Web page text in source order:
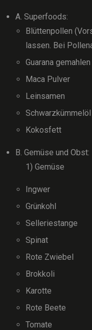
A. Superfoods:
Blüttenpollen
lassen. Bei
Guarana gemahlen
Maca Pulver
Leinsamen
Kokosfett
B. Gemüse und Obst:
1) Gemüse
Ingwer
Grünkohl
Selleriestange
Spinat
Rote Zwiebel
Brokkoli
Karotte
Rote Beete
Tomate